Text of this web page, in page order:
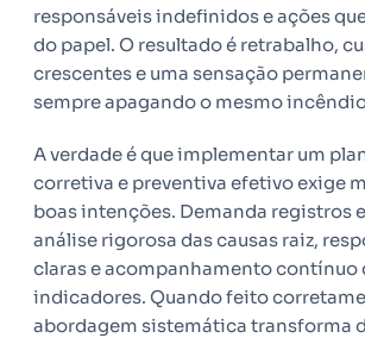
responsáveis indefinidos e ações
do papel. O resultado é retrabalho,
crescentes e uma sensação
sempre apagando o mesmo
A verdade é que implementar um
corretiva e preventiva efetivo exige
boas intenções. Demanda registros
análise rigorosa das causas raiz,
claras e acompanhamento contínuo
indicadores. Quando feito
abordagem sistemática transforma